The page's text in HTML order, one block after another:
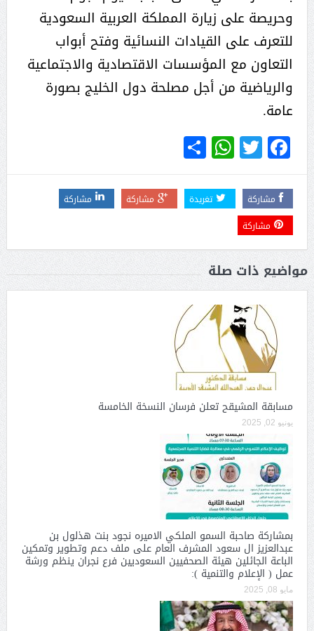
وحريصة على زيارة المملكة العربية السعودية
للتعرف على القيادات النسائية وفتح أبواب
التعاون مع المؤسسات الاقتصادية والاجتماعية
والرياضية من أجل مصلحة دول الخليج بصورة
عامة.
Facebook
Twitter
WhatsApp
Share
مشاركة تغريدة مشاركة
مشاركة
مشاركة
مواضيع ذات صلة
مسابقة المشيقح تعلن فرسان النسخة الخامسة
يونيو 02, 2025
بمشاركة صاحبة السمو الملكي الاميره نجود بنت هذلول بن
عبدالعزيز ال سعود المشرف العام على ملف دعم وتطوير وتمكين
الباعة الجائلين هيئة الصحفيين السعوديين فرع نجران ينظم ورشة
عمل ( الإعلام والتنمية ):
مايو 08, 2025